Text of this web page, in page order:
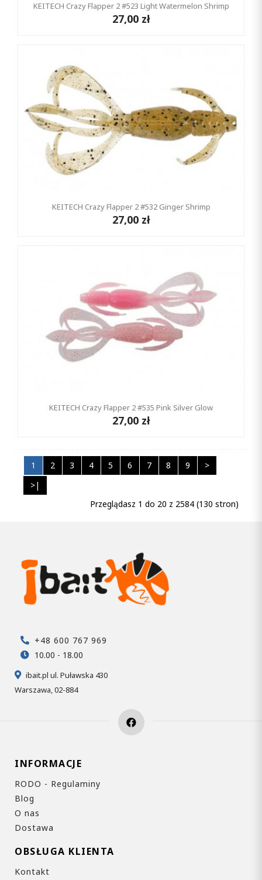
KEITECH Crazy Flapper 2 #523 Light Watermelon Shrimp
27,00 zł
KEITECH Crazy Flapper 2 #532 Ginger Shrimp
27,00 zł
KEITECH Crazy Flapper 2 #535 Pink Silver Glow
27,00 zł
1 2 3 4 5 6 7 8 9
>
>|
Przeglądasz 1 do 20 z 2584 (130 stron)
+48 600 767 969
10.00 - 18.00
ibait.pl ul. Puławska 430
Warszawa, 02-884
INFORMACJE
RODO - Regulaminy
Blog
O nas
Dostawa
OBSŁUGA KLIENTA
Kontakt